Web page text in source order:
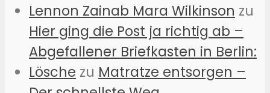
Lennon Zainab Mara Wilkinson zu
Hier ging die Post ja richtig ab –
Abgefallener Briefkasten in Berlin:
Lösche zu Matratze entsorgen –